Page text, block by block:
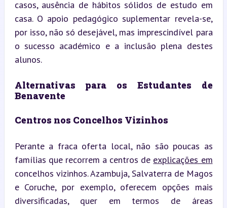
casos, ausência de hábitos sólidos de estudo em
casa. O apoio pedagógico suplementar revela-se,
por isso, não só desejável, mas imprescindível para
o sucesso académico e a inclusão plena destes
alunos.
Alternativas para os Estudantes de
Benavente
Centros nos Concelhos Vizinhos
Perante a fraca oferta local, não são poucas as
famílias que recorrem a centros de explicações em
concelhos vizinhos. Azambuja, Salvaterra de Magos
e Coruche, por exemplo, oferecem opções mais
diversificadas, quer em termos de áreas